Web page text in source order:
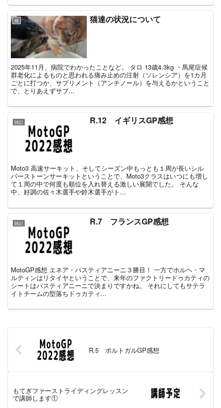
猫 猫達の状況について
2025年11月、病院でわかったことなど。 タロ 13歳4.3kg ・馬尾症候
群老化によるものと思われる痛み止めの注射（ソレンシア）を1カ月
ごとに打つか、サプリメント（アンチノール）を与えるかということ
で、とりあえずサプ...
雑記 R.12 イギリスGP感想
Moto3 高速サーキット、そしてシーズン中もっとも１周が長いシル
バーストーンサーキットということで、Moto3クラスはいつにも増し
て１周の中で何度も順位を入れ替える激しい展開でした。 そんな
中、好調の佐々木選手や鈴木選手がト...
雑記 R.7 フランスGP感想
MotoGP感想 エネア・バスティアニーニ３勝目！ 一方でホルヘ・マ
ルティンはリタイヤということで、来年のファクトリードゥカティの
シートはバスティアニーニで決まりですかね。 それにしてもサテラ
イトチームの型落ちドゥカティ...
R.5 ポルトガルGP感想
もてぎファーストライディングレッスン
で講師します①